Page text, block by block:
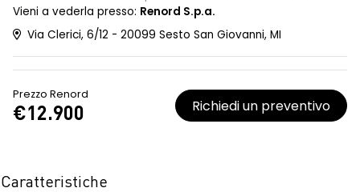
Vieni a vederla presso: Renord S.p.a.
Via Clerici, 6/12 - 20099 Sesto San Giovanni, MI
Prezzo Renord
€12.900 Richiedi un preventivo
Caratteristiche